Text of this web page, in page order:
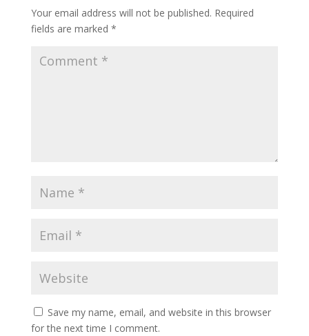
Your email address will not be published. Required
fields are marked *
Save my name, email, and website in this browser
for the next time I comment.